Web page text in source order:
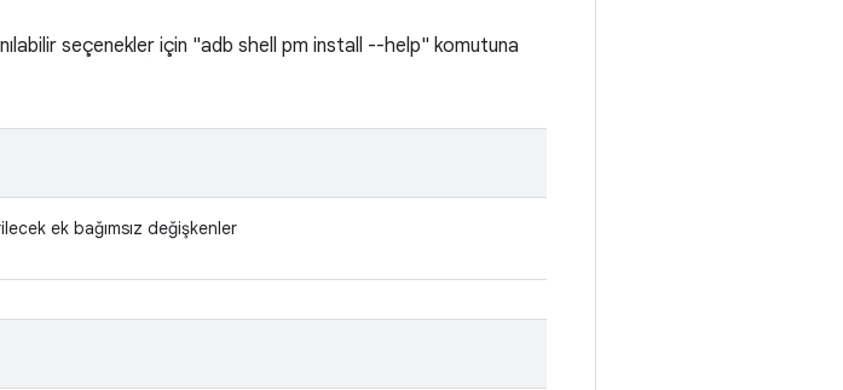
seçenekler için "adb shell pm install --help" komutuna
ek bağımsız değişkenler